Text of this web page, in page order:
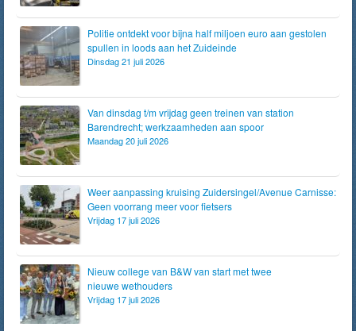
Politie ontdekt voor bijna half miljoen euro aan gestolen
spullen in loods aan het Zuideinde
Dinsdag 21 juli 2026
Van dinsdag t/m vrijdag geen treinen van station
Barendrecht; werkzaamheden aan spoor
Maandag 20 juli 2026
Weer aanpassing kruising Zuidersingel/Avenue Carnisse:
Geen voorrang meer voor fietsers
Vrijdag 17 juli 2026
Nieuw college van B&W van start met twee
nieuwe wethouders
Vrijdag 17 juli 2026